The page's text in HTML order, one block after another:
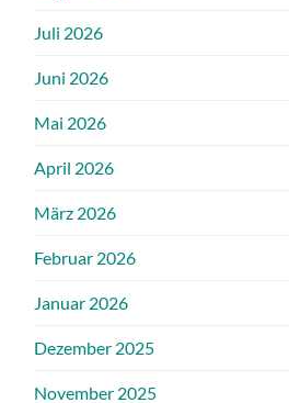
Juli 2026
Juni 2026
Mai 2026
April 2026
März 2026
Februar 2026
Januar 2026
Dezember 2025
November 2025